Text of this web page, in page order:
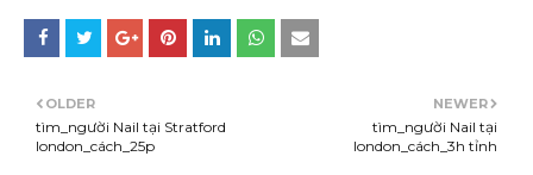
NEWER
tìm_người Nail tại
london_cách_3h tỉnh
OLDER
tìm_người Nail tại Stratford
london_cách_25p